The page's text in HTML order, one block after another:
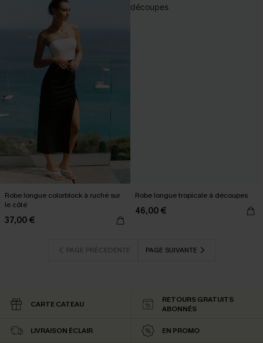
Robe longue colorblock à ruché sur
le côté
37,00 €
Robe longue tropicale à découpes
46,00 €
PAGE PRÉCÉDENTE PAGE SUIVANTE
CARTE CATEAU
RETOURS GRATUITS
ABONNÉS
LIVRAISON ÉCLAIR EN PROMO